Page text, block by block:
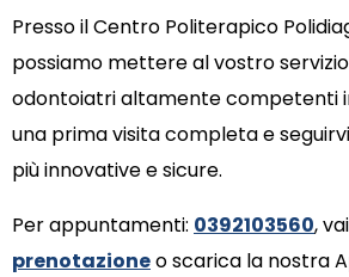
Presso il Centro Politerapico
possiamo mettere al vostro
odontoiatri altamente competenti
una prima visita completa e
più innovative e sicure.
Per appuntamenti: 0392103560,
prenotazioneo scarica la nostra